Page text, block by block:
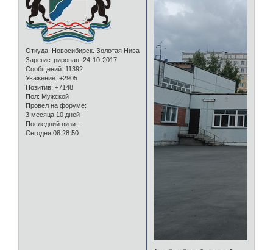
Откуда: Новосибирск. Золотая Нива
Зарегистрирован: 24-10-2017
Сообщений: 11392
Уважение: +2905
Позитив: +7148
Пол: Мужской
Провел на форуме:
3 месяца 10 дней
Последний визит:
Сегодня 08:28:50